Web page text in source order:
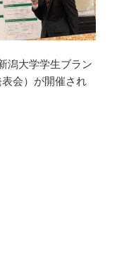
潟大学学生ブラン
会）が開催され